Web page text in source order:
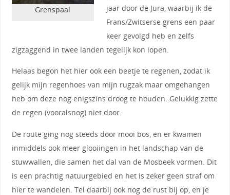
Grenspaal
jaar door de Jura, waarbij ik de
Frans/Zwitserse grens een paar
keer gevolgd heb en zelfs
zigzaggend in twee landen tegelijk kon lopen.
Helaas begon het hier ook een beetje te regenen, zodat ik
gelijk mijn regenhoes van mijn rugzak maar omgehangen
heb om deze nog enigszins droog te houden. Gelukkig zette
de regen (vooralsnog) niet door.
De route ging nog steeds door mooi bos, en er kwamen
inmiddels ook meer glooiingen in het landschap van de
stuwwallen, die samen het dal van de Mosbeek vormen. Dit
is een prachtig natuurgebied en het is zeker geen straf om
hier te wandelen. Tel daarbij ook nog de rust bij op, en je